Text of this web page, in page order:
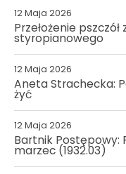
12 Maja 2026
Przełożenie
styropianowego
12 Maja 2026
Aneta Strachecka:
żyć
12 Maja 2026
Bartnik Postępowy:
marzec (1932.03)